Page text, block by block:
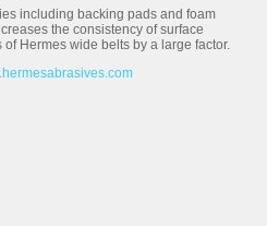
including backing pads and foam
the consistency of surface
Hermes wide belts by a large factor.